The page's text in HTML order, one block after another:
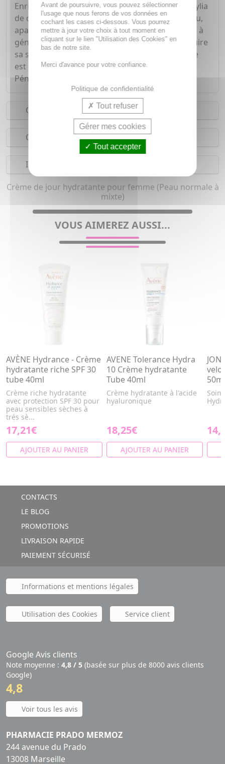
Enrichie en complexe "Hydractiv", le fluide Sensylia
de chez Isispharma hydrate pendant 24H la peau,
apaise les sensations d'inconfort et aide la peau à
générer ses propres réserves d'eau afin de réduire
sa sensibilité tout en matifiant. Sa texture légère
est idéale pour les peaux normales à mixtes.
Pénètre rapidement.
Conseils d'utilisation
Composition
Indications
Crème de jour hydratante pour femme (Peau normale à
mixte)
VOUS AIMEREZ AUSSI...
AVÈNE Hydrance - Crème
hydratante riche SPF 30
tube 40ml
Crème riche hydratante
avec protection SPF 30 pour
peau sensibles sèches à
trés sè...
17,21€
AJOUTER AU PANIER
AVENE Tolerance Hydra
10 Crème hydratante
Tube 40ml
Crème hydratante à l'acide
hyaluronique
18,25€
AJOUTER AU PANIER
50ml
Soin
CONTACTS
LE BLOG
PROMOTIONS
LIVRAISON RAPIDE
PAIEMENT SÉCURISÉ
Informations et mentions légales
Utilisation des Cookies Service client
Google Avis clients
Note moyenne : 4,8 / 5 (basée sur plus de 8000 avis clients
Google)
4,8
Voir tous les avis
PHARMACIE PRADO MERMOZ
244 avenue du Prado
13008 Marseille
Avant de poursuivre, vous pouvez sélectionner
l'usage que nous ferons de vos données en
cochant les cases ci-dessous. Vous pourrez
mettre à jour votre choix à tout moment en
cliquant sur le lien "Utilisation des Cookies" en
bas de notre site.
Merci d'avance pour votre confiance.
Politique de confidentialité
Tout refuser
Gérer mes cookies
Tout accepter